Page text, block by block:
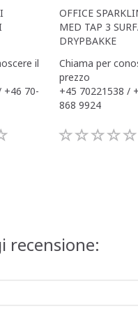
il
+46 70-
OFFICE
MED TAP 3
DRYPBAKKE
Chiama per
prezzo
+45 70221538 /
868 9924
recensione: